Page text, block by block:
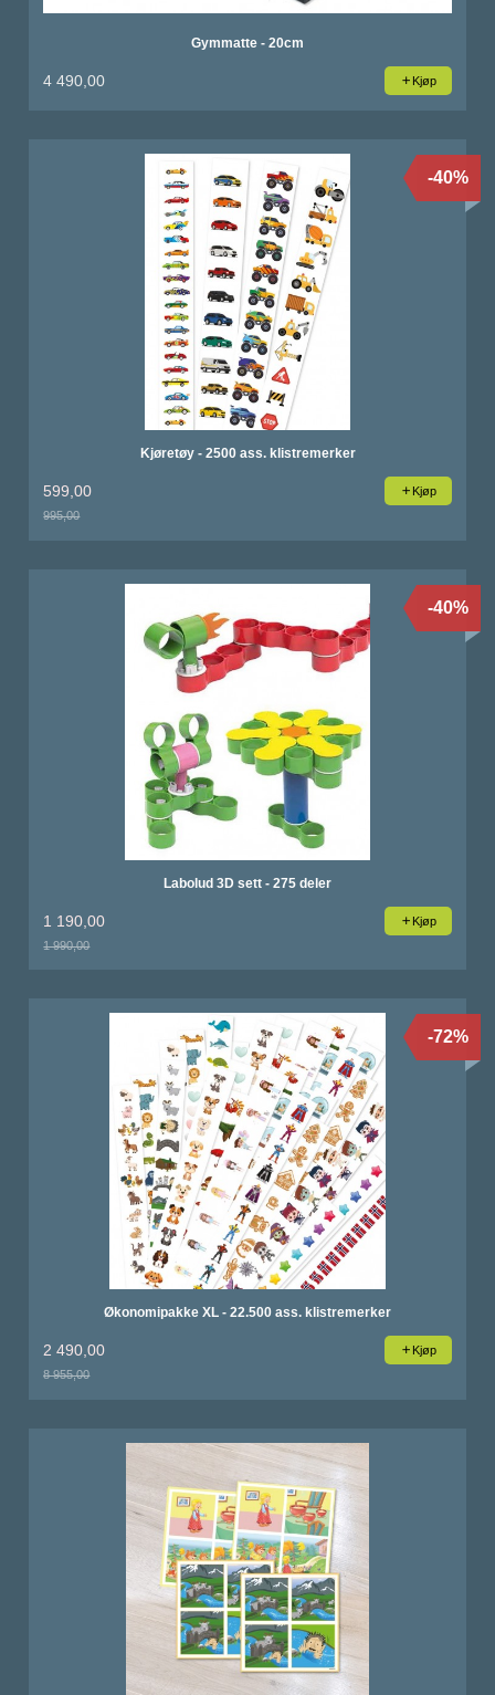
Gymmatte - 20cm
4 490,00 Kjøp
Kjøretøy - 2500 ass. klistremerker
599,00
995,00
-40%
Kjøp
Labolud 3D sett - 275 deler
1 190,00
1 990,00
-40%
Kjøp
Økonomipakke XL - 22.500 ass. klistremerker
2 490,00
8 955,00
-72%
Kjøp